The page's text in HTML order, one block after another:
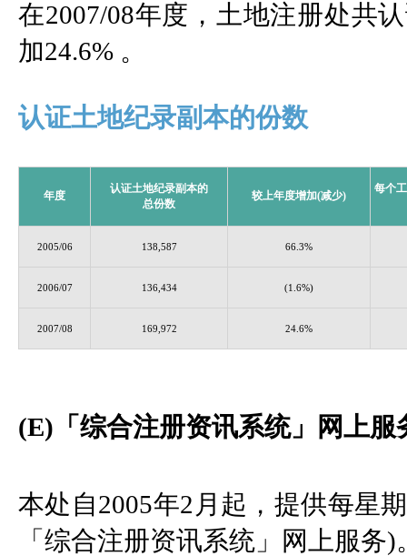
在2007/08年度，土地注册处共
加24.6% 。
认证土地纪录副本的份数
年度
认证土地纪录副本的
总份数
较上年度增加(减少)
每个
2005/06 138,587 66.3%
2006/07 136,434 (1.6%)
2007/08 169,972 24.6%
(E)「综合注册资讯系统」网上服
本处自2005年2月起，提供每星
「综合注册资讯系统」网上服务)